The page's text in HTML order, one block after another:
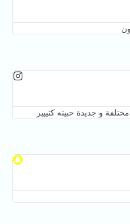
و جديدة حبيته كتييير